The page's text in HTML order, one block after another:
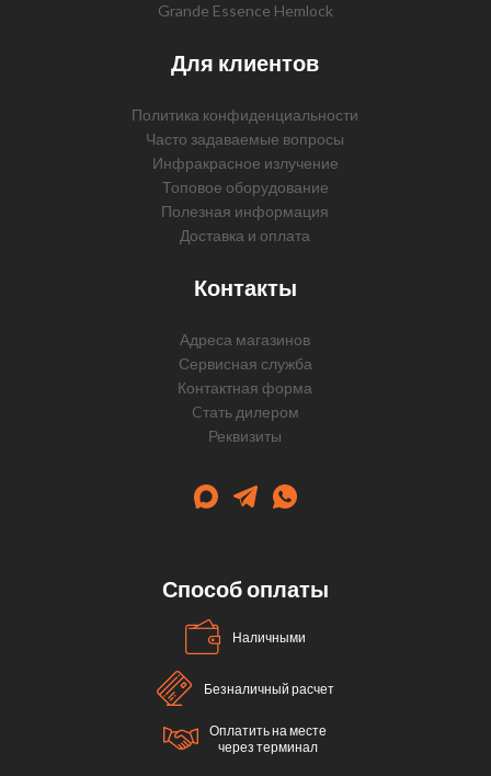
Grande Essence Hemlock
Для клиентов
Политика конфиденциальности
Часто задаваемые вопросы
Инфракрасное излучение
Топовое оборудование
Полезная информация
Доставка и оплата
Контакты
Адреса магазинов
Сервисная служба
Контактная форма
Cтать дилером
Реквизиты
Способ оплаты
Наличными
Безналичный расчет
Оплатить на месте
через терминал